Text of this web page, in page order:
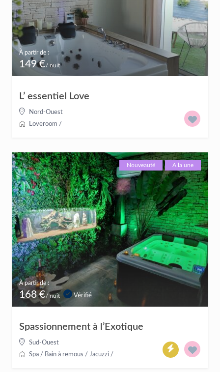
À partir de :
149 €/ nuit
L’ essentiel Love
Nord-Ouest
Loveroom /
À partir de :
168 €/ nuit
Nouveauté A la une
Vérifié
Spassionnement à l’Exotique
Sud-Ouest
Spa / Bain à remous / Jacuzzi /